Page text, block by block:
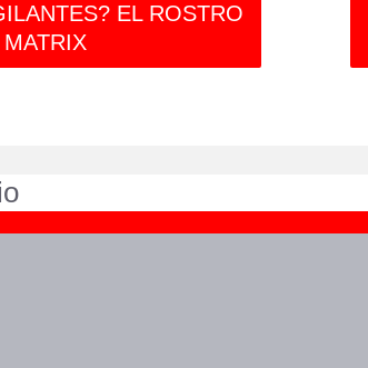
EL ROSTRO
MATRIX